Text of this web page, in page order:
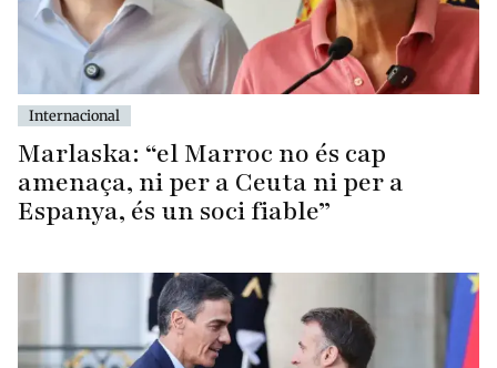
Internacional
Marlaska: “el Marroc no és cap
amenaça, ni per a Ceuta ni per a
Espanya, és un soci fiable”